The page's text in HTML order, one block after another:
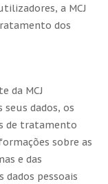
a MCJ
dos
da MCJ
dados, os
de tratamento
sobre as
e das
dados pessoais